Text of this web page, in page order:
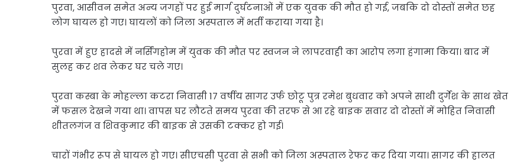
पुरवा, आसीवन समेत अन्य जगहों पर हुई मार्ग दुर्घटनाओं में एक युवक की मौत हो गई, जबकि दो दोस्तों समेत छह
लोग घायल हो गए। घायलों को जिला अस्पताल में भर्ती कराया गया है।
पुरवा में हुए हादसे में नर्सिंगहोम में युवक की मौत पर स्वजन ने लापरवाही का आरोप लगा हंगामा किया। बाद में
सुलह कर शव लेकर घर चले गए।
पुरवा कस्बा के मोहल्ला कटरा निवासी 17 वर्षीय सागर उर्फ छोटू पुत्र रमेश बुधवार को अपने साथी दुर्गेश के साथ खेत
में फसल देखने गया था। वापस घर लौटते समय पुरवा की तरफ से आ रहे बाइक सवार दो दोस्तों में मोहित निवासी
शीतलगंज व शिवकुमार की बाइक से उसकी टक्कर हो गई।
चारों गंभीर रूप से घायल हो गए। सीएचसी पुरवा से सभी को जिला अस्पताल रेफर कर दिया गया। सागर की हालत